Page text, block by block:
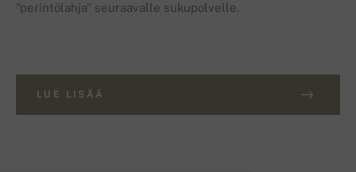
"perintölahja" seuraavalle sukupolvelle.
LUE LISÄÄ